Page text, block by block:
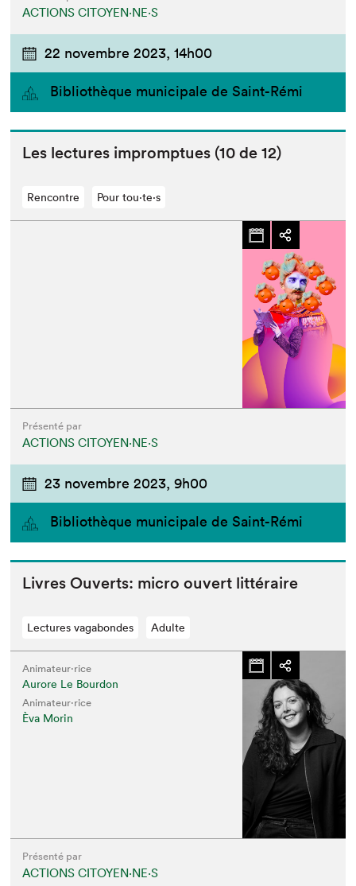
Que cherchez-vous?
ACTIONS CITOYEN⋅NE⋅S
22 novembre 2023, 14h00
Bibliothèque municipale de Saint-Rémi
Les lec­tures impromptues (10 de12)
Rencontre Pour tou⋅te⋅s
Présenté par
ACTIONS CITOYEN⋅NE⋅S
23 novembre 2023, 9h00
Bibliothèque municipale de Saint-Rémi
Livres Ouverts: micro ouvert littéraire
Lectures vagabondes Adulte
Animateur⋅rice
Aurore Le Bourdon
Animateur⋅rice
Èva Morin
Présenté par
ACTIONS CITOYEN⋅NE⋅S